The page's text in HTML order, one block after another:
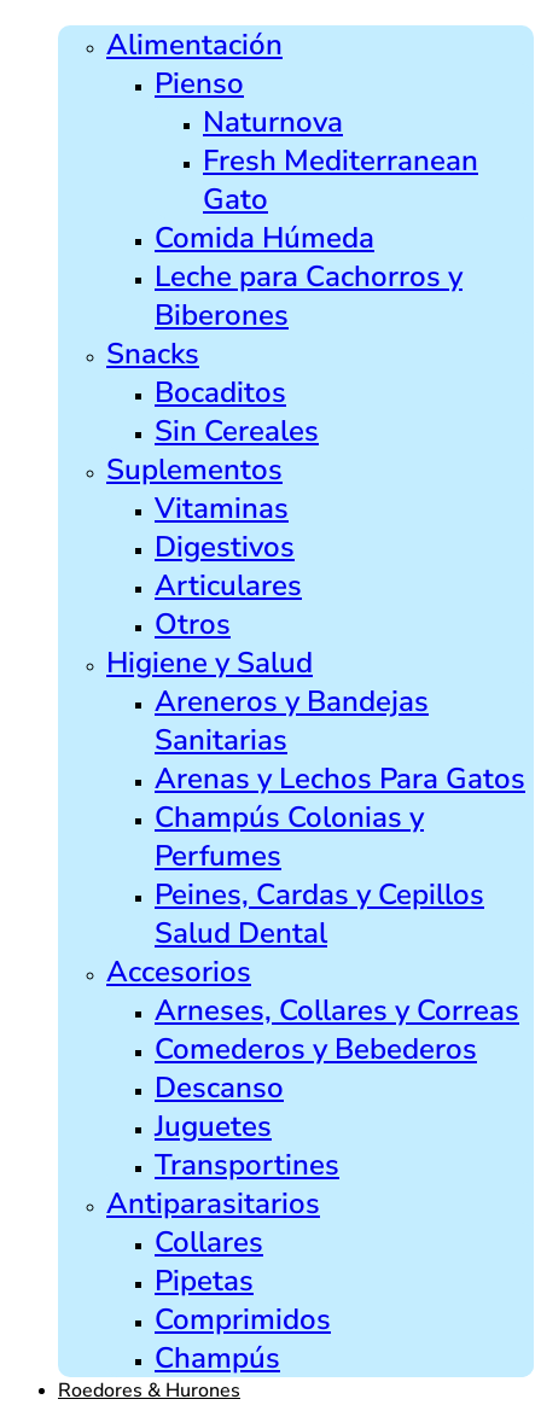
Alimentación
Pienso
Naturnova
Fresh Mediterranean
Gato
Comida Húmeda
Leche para Cachorros y
Biberones
Snacks
Bocaditos
Sin Cereales
Suplementos
Vitaminas
Digestivos
Articulares
Otros
Higiene y Salud
Areneros y Bandejas
Sanitarias
Arenas y Lechos Para Gatos
Champús Colonias y
Perfumes
Peines, Cardas y Cepillos
Salud Dental
Accesorios
Arneses, Collares y Correas
Comederos y Bebederos
Descanso
Juguetes
Transportines
Antiparasitarios
Collares
Pipetas
Comprimidos
Champús
Roedores & Hurones